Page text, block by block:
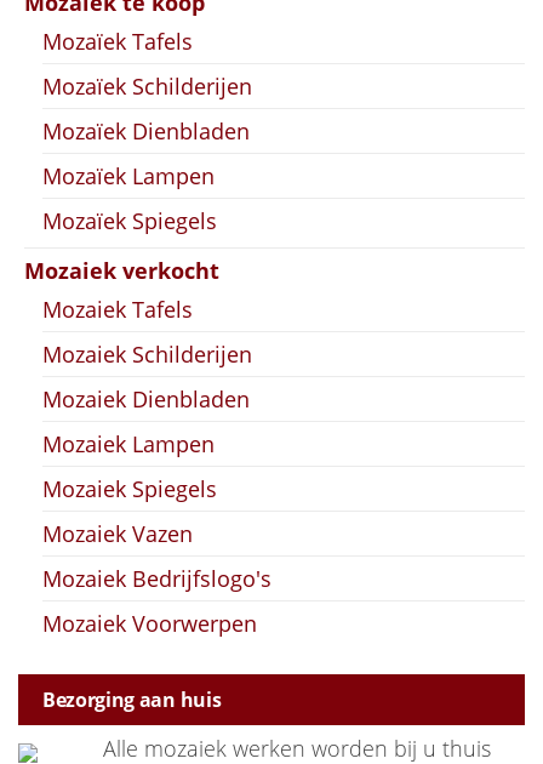
Mozaïek Tafels
Mozaïek Schilderijen
Mozaïek Dienbladen
Mozaïek Lampen
Mozaïek Spiegels
Mozaiek verkocht
Mozaiek Tafels
Mozaiek Schilderijen
Mozaiek Dienbladen
Mozaiek Lampen
Mozaiek Spiegels
Mozaiek Vazen
Mozaiek Bedrijfslogo's
Mozaiek Voorwerpen
Bezorging aan huis
Alle mozaiek werken worden bij u thuis